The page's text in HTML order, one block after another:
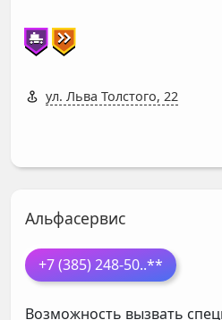
ул. Льва Толстого, 22
Альфасервис
+7 (385) 248-50..**
Возможность вызвать